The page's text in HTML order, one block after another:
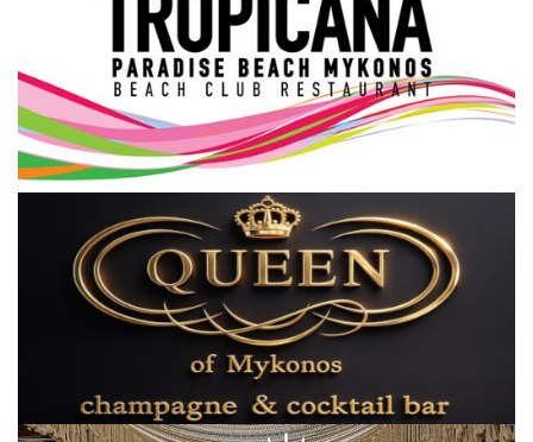
Cost Of Living Crisis
Opinion + Analysis
L’Art des Sens
Local Elections 2023
Elections 2023